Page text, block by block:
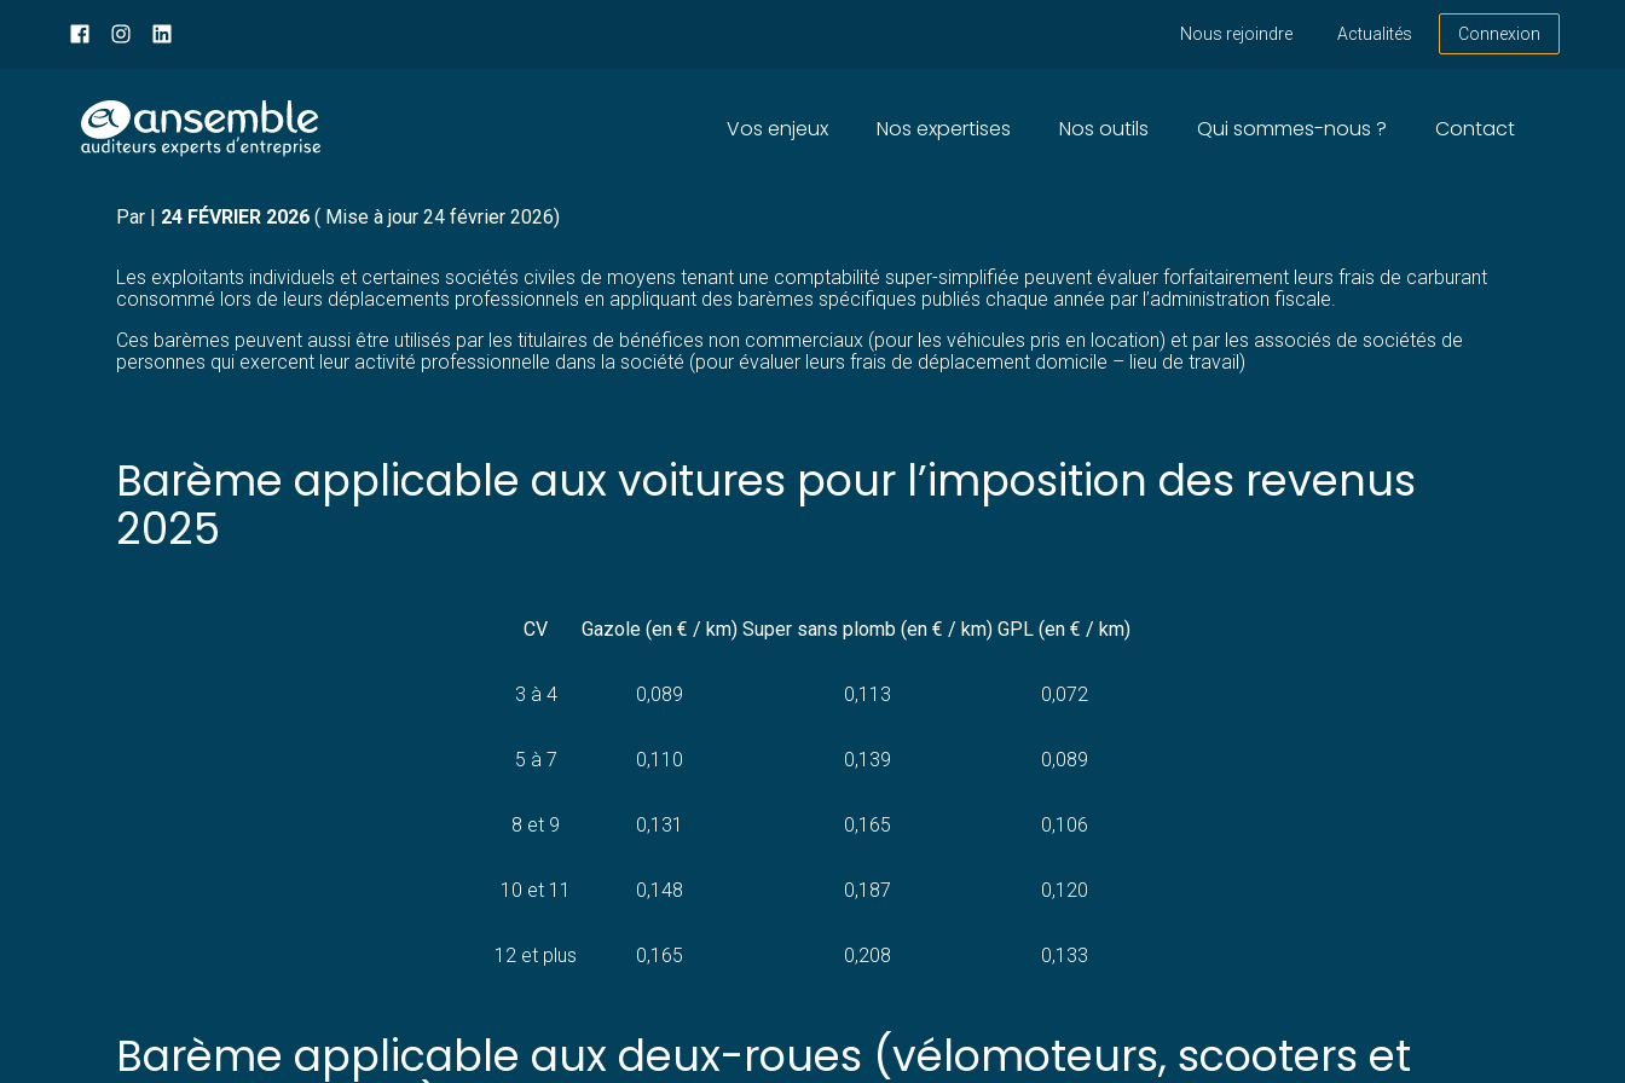
header
Nous rejoindre Actualités Connexion
Aller
au
Principal
Vos enjeux Nos expertises Nos outils Qui sommes-nous ? Contact
BARÈME FISCAL DES FRAIS DE CARBURANTS 2026
Par | 24 FÉVRIER 2026( Mise à jour 24 février 2026)
Les exploitants individuels et certaines sociétés civiles de moyens tenant une comptabilité super-simplifiée peuvent évaluer forfaitairement leurs frais de carburant
consommé lors de leurs déplacements professionnels en appliquant des barèmes spécifiques publiés chaque année par l’administration fiscale.
Ces barèmes peuvent aussi être utilisés par les titulaires de bénéfices non commerciaux (pour les véhicules pris en location) et par les associés de sociétés de
personnes qui exercent leur activité professionnelle dans la société (pour évaluer leurs frais de déplacement domicile – lieu de travail)
Barème applicable aux voitures pour l’imposition des revenus
2025
CV Gazole (en € / km) Super sans plomb (en € / km) GPL (en € / km)
3 à 4 0,089 0,113 0,072
5 à 7 0,110 0,139 0,089
8 et 9 0,131 0,165 0,106
10 et 11 0,148 0,187 0,120
12 et plus 0,165 0,208 0,133
Barème applicable aux deux-roues (vélomoteurs, scooters et